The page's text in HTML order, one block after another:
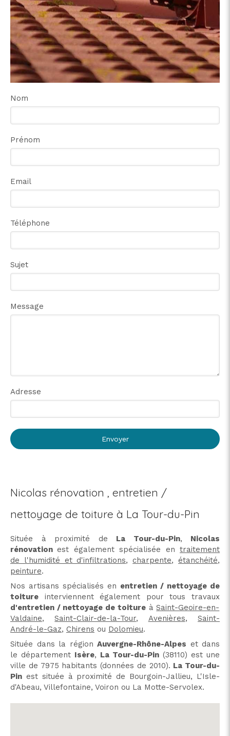
Nom
Prénom
Email
Téléphone
Sujet
Message
Adresse
Envoyer
Nicolas rénovation , entretien /
nettoyage de toiture à La Tour-du-Pin
Située à proximité de La Tour-du-Pin, Nicolas
rénovationest également spécialisée entraitement
de l'humidité et d'infiltrations,charpente,étanchéité,
peinture.
Nos artisans spécialisés en entretien / nettoyage de
toiture interviennent également pour tous travaux
d'entretien / nettoyage de toitureàSaint-Geoire-en-
Valdaine,Saint-Clair-de-la-Tour, Avenières,Saint-
André-le-Gaz, Chirens ou Dolomieu.
Située dans la région Auvergne-Rhône-Alpes et dans
le département Isère, La Tour-du-Pin (38110) est une
ville de 7975 habitants (données de 2010). La Tour-du-
Pin est située à proximité de Bourgoin-Jallieu, L'Isle-
d'Abeau, Villefontaine, Voiron ou La Motte-Servolex.